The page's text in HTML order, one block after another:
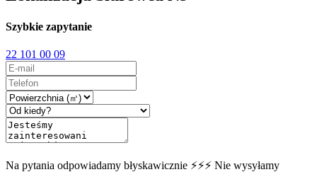
Szybkie zapytanie
22 101 00 09
Na pytania odpowiadamy błyskawicznie ⚡⚡⚡ Nie wysyłamy